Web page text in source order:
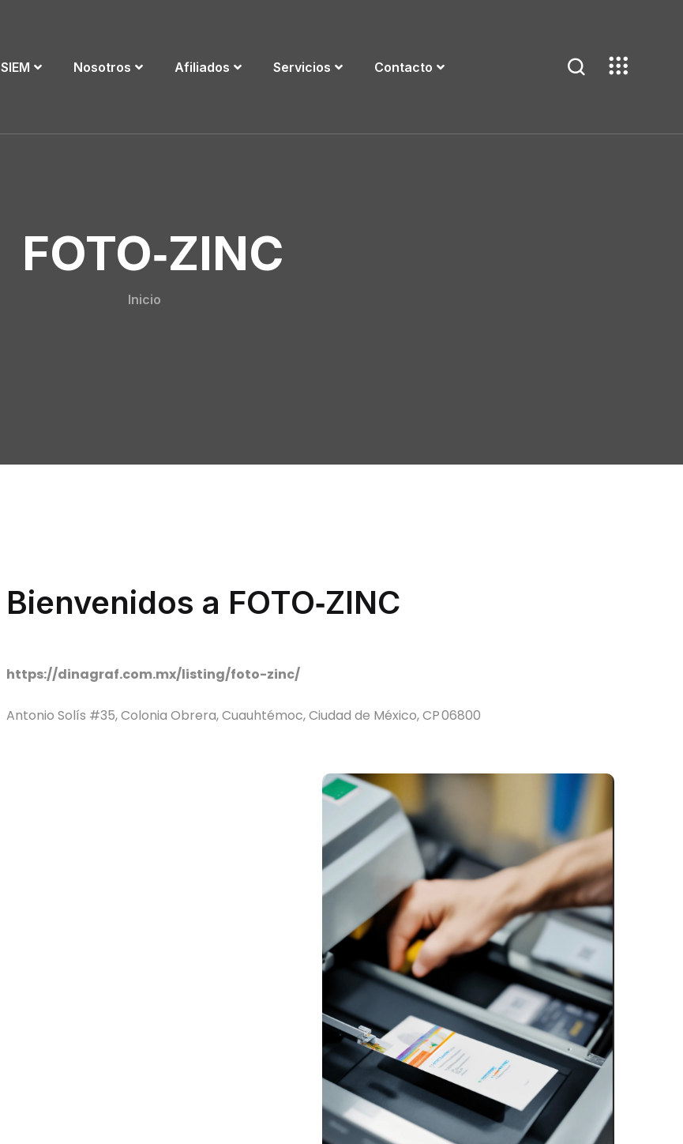
SIEM Nosotros Afiliados Servicios Contacto
FOTO‑ZINC
Inicio
Bienvenidos a FOTO‑ZINC
https://dinagraf.com.mx/listing/foto-zinc/
Antonio Solís #35, Colonia Obrera, Cuauhtémoc, Ciudad de México, CP 06800